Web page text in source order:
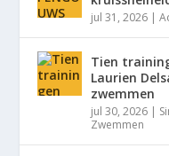
jul 31, 2026 |
Tien
Laurien
zwemmen
jul 30, 2026 |
Zwemmen